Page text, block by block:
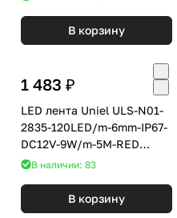
В корзину
1 483 ₽
LED лента Uniel ULS-N01-
2835-120LED/m-6mm-IP67-
DC12V-9W/m-5M-RED
блистер
В наличии: 83
В корзину